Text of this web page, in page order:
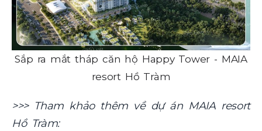
Sắp ra mắt tháp căn hộ Happy Tower - MAIA
resort Hồ Tràm
>>> Tham khảo thêm về dự án MAIA resort
Hồ Tràm: